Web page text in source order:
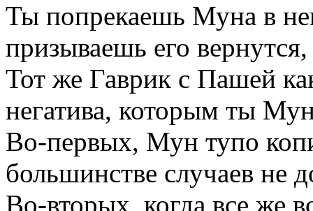
Ты попрекаешь Муна в
призываешь его
Тот же Гаврик с Пашей
негатива, которым ты
Во-первых, Мун тупо
большинстве случаев не
Во-вторых, когда все же